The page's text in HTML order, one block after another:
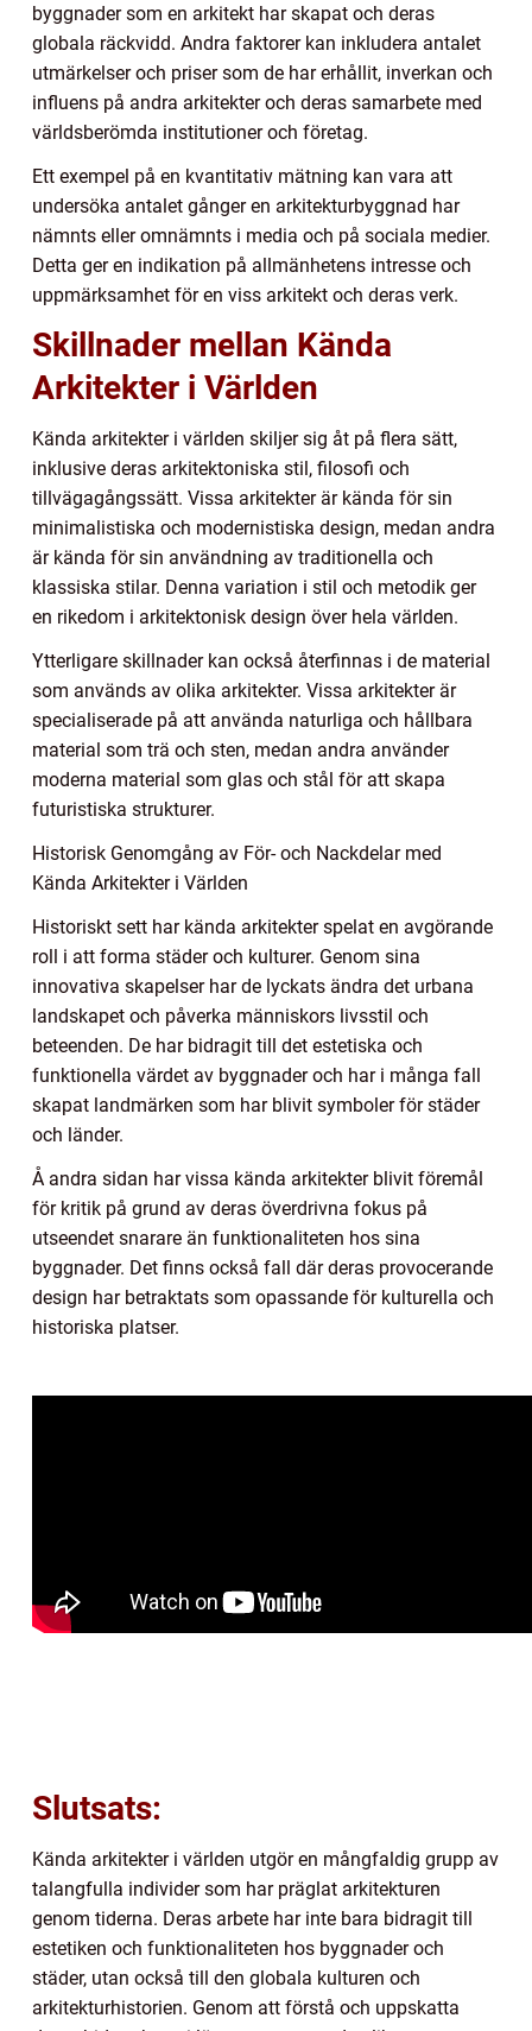
byggnader som en arkitekt har skapat och deras
globala räckvidd. Andra faktorer kan inkludera antalet
utmärkelser och priser som de har erhållit, inverkan och
influens på andra arkitekter och deras samarbete med
världsberömda institutioner och företag.
Ett exempel på en kvantitativ mätning kan vara att
undersöka antalet gånger en arkitekturbyggnad har
nämnts eller omnämnts i media och på sociala medier.
Detta ger en indikation på allmänhetens intresse och
uppmärksamhet för en viss arkitekt och deras verk.
Skillnader mellan Kända
Arkitekter i Världen
Kända arkitekter i världen skiljer sig åt på flera sätt,
inklusive deras arkitektoniska stil, filosofi och
tillvägagångssätt. Vissa arkitekter är kända för sin
minimalistiska och modernistiska design, medan andra
är kända för sin användning av traditionella och
klassiska stilar. Denna variation i stil och metodik ger
en rikedom i arkitektonisk design över hela världen.
Ytterligare skillnader kan också återfinnas i de material
som används av olika arkitekter. Vissa arkitekter är
specialiserade på att använda naturliga och hållbara
material som trä och sten, medan andra använder
moderna material som glas och stål för att skapa
futuristiska strukturer.
Historisk Genomgång av För- och Nackdelar med
Kända Arkitekter i Världen
Historiskt sett har kända arkitekter spelat en avgörande
roll i att forma städer och kulturer. Genom sina
innovativa skapelser har de lyckats ändra det urbana
landskapet och påverka människors livsstil och
beteenden. De har bidragit till det estetiska och
funktionella värdet av byggnader och har i många fall
skapat landmärken som har blivit symboler för städer
och länder.
Å andra sidan har vissa kända arkitekter blivit föremål
för kritik på grund av deras överdrivna fokus på
utseendet snarare än funktionaliteten hos sina
byggnader. Det finns också fall där deras provocerande
design har betraktats som opassande för kulturella och
historiska platser.
Slutsats:
Kända arkitekter i världen utgör en mångfaldig grupp av
talangfulla individer som har präglat arkitekturen
genom tiderna. Deras arbete har inte bara bidragit till
estetiken och funktionaliteten hos byggnader och
städer, utan också till den globala kulturen och
arkitekturhistorien. Genom att förstå och uppskatta